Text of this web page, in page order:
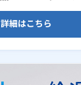
詳細はこちら